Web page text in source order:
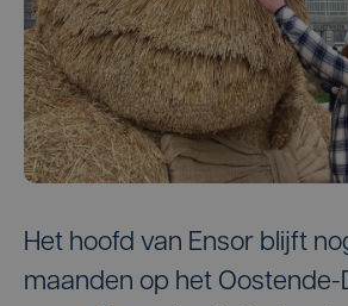
Het hoofd van Ensor blijft
maanden op het Oostende-